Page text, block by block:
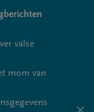
valse
mom van